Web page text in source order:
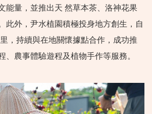
能量，並推出天 然草本茶、洛神花果
此外，尹水植園積極投身地方創生，自
，持續與在地關懷據點合作，成功推
、農事體驗遊程及植物手作等服務。